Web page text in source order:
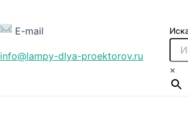
E-mail
info@lampy-dlya-proektorov.ru
×